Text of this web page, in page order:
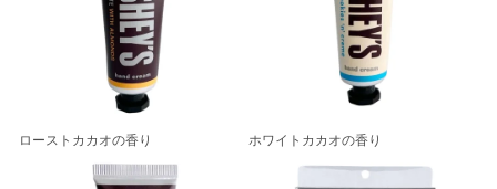
ローストカカオの香り ホワイトカカオの香り